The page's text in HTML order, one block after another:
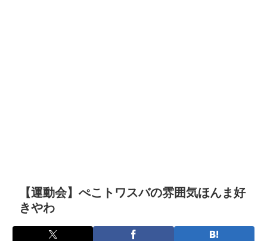
【運動会】ぺこトワスバの雰囲気ほんま好
きやわ